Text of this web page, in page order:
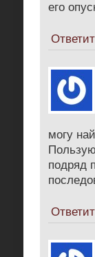
его
могу
подряд